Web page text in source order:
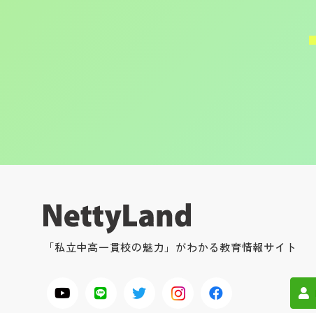
「私立中高一貫校の魅力」がわかる教育情報サイト